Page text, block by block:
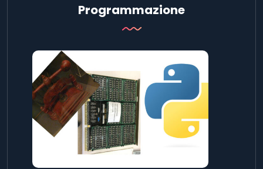
Programmazione